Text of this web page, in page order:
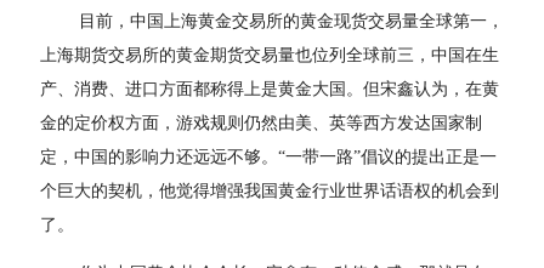
目前，中国上海黄金交易所的黄金现货交易量全球第一，
上海期货交易所的黄金期货交易量也位列全球前三，中国在生
产、消费、进口方面都称得上是黄金大国。但宋鑫认为，在黄
金的定价权方面，游戏规则仍然由美、英等西方发达国家制
定，中国的影响力还远远不够。“一带一路”倡议的提出正是一
个巨大的契机，他觉得增强我国黄金行业世界话语权的机会到
了。